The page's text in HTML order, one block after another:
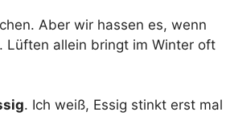
Aber wir hassen es, wenn
Lüften allein bringt im Winter oft
. Ich weiß, Essig stinkt erst mal